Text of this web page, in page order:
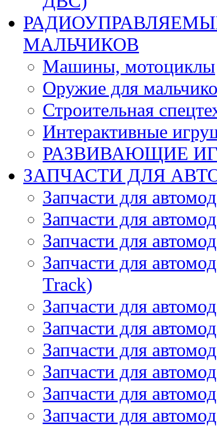
МАЛЬЧИКОВ
Машины, мотоциклы
Оружие для
Строительная
Интерактивные
РАЗВИВАЮЩИЕ
ЗАПЧАСТИ ДЛЯ
Запчасти для
Запчасти для
Запчасти для
Запчасти для
Track)
Запчасти для
Запчасти для
Запчасти для
Запчасти для
Запчасти для
Запчасти для